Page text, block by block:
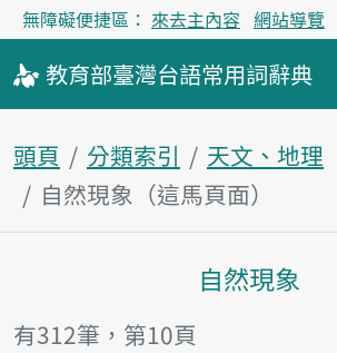
無障礙便捷區： 來去主內容 網站導覽
教育部臺灣台語常用詞辭典
頭頁 分類索引
天文、地理
自然現象（這馬頁面）
主內容區
自然現象
有312筆，第10頁